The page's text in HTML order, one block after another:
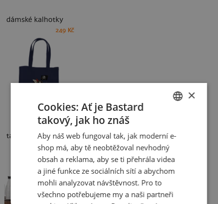
dámské kalhotky
249 Kč
taška
249 Kč
SLOVAK
×
Cookies: Ať je Bastard
takový, jak ho znáš
Aby náš web fungoval tak, jak moderní e-
shop má, aby tě neobtěžoval nevhodný
obsah a reklama, aby se ti přehrála videa
a jiné funkce ze sociálních sítí a abychom
mohli analyzovat návštěvnost. Pro to
všechno potřebujeme my a naši partneři